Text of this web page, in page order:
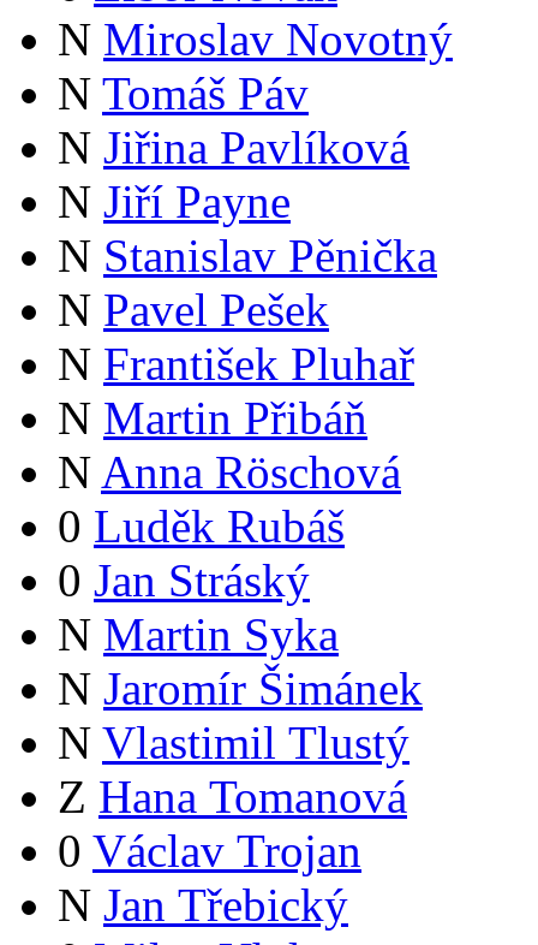
N Miroslav Novotný
N Tomáš Páv
N Jiřina Pavlíková
N Jiří Payne
N Stanislav Pěnička
N Pavel Pešek
N František Pluhař
N Martin Přibáň
N Anna Röschová
0 Luděk Rubáš
0 Jan Stráský
N Martin Syka
N Jaromír Šimánek
N Vlastimil Tlustý
Z Hana Tomanová
0 Václav Trojan
N Jan Třebický